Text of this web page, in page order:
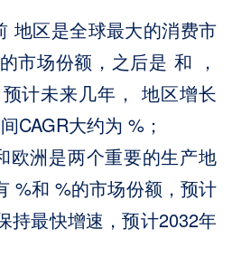
地区是全球最大的消费市
市场份额，之后是 和 ，
计未来几年， 地区增长
CAGR大约为 %；
欧洲是两个重要的生产地
%和 %的市场份额，预计
持最快增速，预计2032年